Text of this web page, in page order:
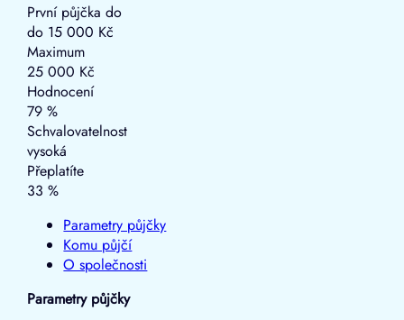
První půjčka do
do 15 000 Kč
Maximum
25 000 Kč
Hodnocení
79 %
Schvalovatelnost
vysoká
Přeplatíte
33 %
Parametry půjčky
Komu půjčí
O společnosti
Parametry půjčky